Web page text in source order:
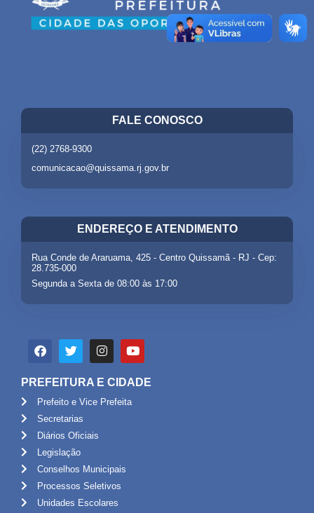
FALE CONOSCO
(22) 2768-9300
comunicacao@quissama.rj.gov.br
ENDEREÇO E ATENDIMENTO
Rua Conde de Araruama, 425 - Centro Quissamã - RJ - Cep:
28.735-000
Segunda a Sexta de 08:00 às 17:00
PREFEITURA E CIDADE
Prefeito e Vice Prefeita
Secretarias
Diários Oficiais
Legislação
Conselhos Municipais
Processos Seletivos
Unidades Escolares